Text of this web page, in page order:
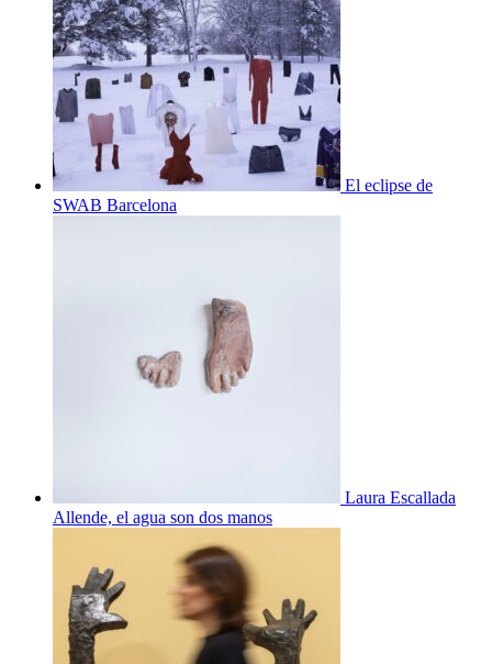
El eclipse de
SWAB Barcelona
Laura Escallada
Allende, el agua son dos manos